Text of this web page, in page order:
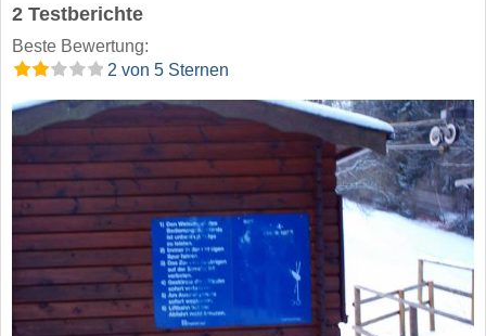
2 Testberichte
Beste Bewertung:
2 von 5 Sternen